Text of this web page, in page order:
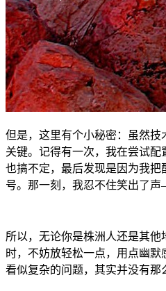
但是，这里有个小秘密：虽然
关键。记得有一次，我在尝试
也搞不定，最后发现是因为我
号。那一刻，我忍不住笑出了
所以，无论你是株洲人还是其
时，不妨放轻松一点，用点幽
看似复杂的问题，其实并没有那